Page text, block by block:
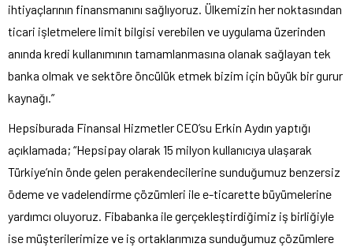
ihtiyaçlarının finansmanını sağlıyoruz. Ülkemizin her noktasından
ticari işletmelere limit bilgisi verebilen ve uygulama üzerinden
anında kredi kullanımının tamamlanmasına olanak sağlayan tek
banka olmak ve sektöre öncülük etmek bizim için büyük bir gurur
kaynağı.”
Hepsiburada Finansal Hizmetler CEO’su Erkin Aydın yaptığı
açıklamada; “Hepsipay olarak 15 milyon kullanıcıya ulaşarak
Türkiye’nin önde gelen perakendecilerine sunduğumuz benzersiz
ödeme ve vadelendirme çözümleri ile e-ticarette büyümelerine
yardımcı oluyoruz. Fibabanka ile gerçekleştirdiğimiz iş birliğiyle
ise müşterilerimize ve iş ortaklarımıza sunduğumuz çözümlere